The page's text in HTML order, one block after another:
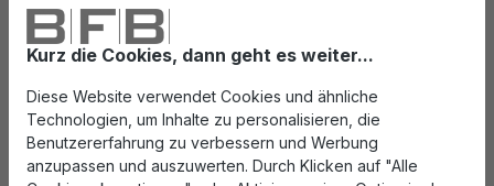
Kurz die Cookies, dann geht es weiter...
Diese Website verwendet Cookies und ähnliche
Technologien, um Inhalte zu personalisieren, die
Benutzererfahrung zu verbessern und Werbung
anzupassen und auszuwerten. Durch Klicken auf "Alle